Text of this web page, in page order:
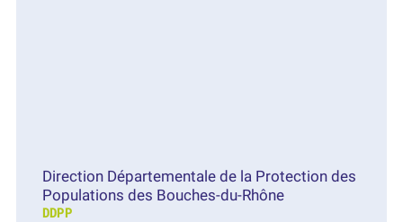
Direction Départementale de la Protection des
Populations des Bouches-du-Rhône
DDPP